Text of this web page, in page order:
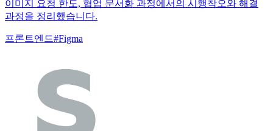
이미지 요청 한도, 협업 문서화 과정에서의 시행착오와 해결
과정을 정리했습니다.
프론트엔드#Figma